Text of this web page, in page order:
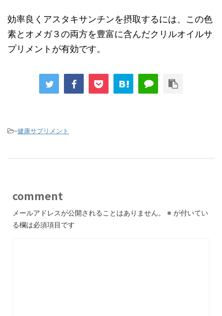
効率良くアスタキサンチンを摂取するには、この色
素とオメガ３の両方を豊富に含んだクリルオイルサ
プリメントが有効です。
-健康サプリメント
comment
メールアドレスが公開されることはありません。 ※ が付いてい
る欄は必須項目です